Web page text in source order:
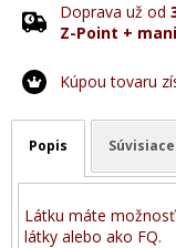
Doprava už od
Z-Point +
Kúpou tovaru
Popis
Látku máte
látky alebo ako FQ.